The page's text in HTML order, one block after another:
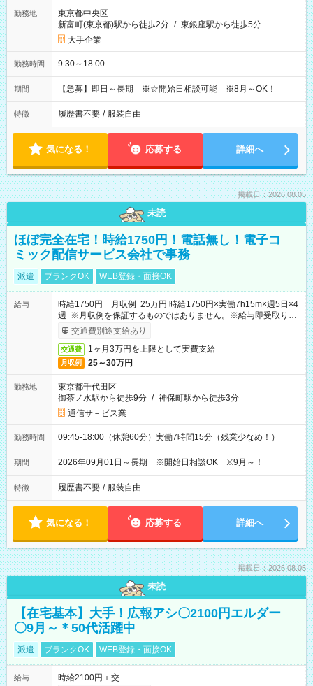
勤務地
東京都中央区
新富町(東京都)駅から徒歩2分 / 東銀座駅から徒歩5分
大手企業
勤務時間 9:30～18:00
期間 【急募】即日～長期 ※☆開始日相談可能 ※8月～OK！
特徴 履歴書不要 / 服装自由
気になる！ 応募する 詳細へ
掲載日：2026.08.05
未読
ほぼ完全在宅！時給1750円！電話無し！電子コ
ミック配信サービス会社で事務
派遣 ブランクOK WEB登録・面接OK
給与
時給1750円 月収例 25万円 時給1750円×実働7h15m×週5日×4
週 ※月収例を保証するものではありません。※給与即受取りサ
ービス利用可（利用条件有）
交通費別途支給あり
交通費 1ヶ月3万円を上限として実費支給
月収例 25～30万円
勤務地
東京都千代田区
御茶ノ水駅から徒歩9分 / 神保町駅から徒歩3分
通信サ－ビス業
勤務時間 09:45-18:00（休憩60分）実働7時間15分（残業少なめ！）
期間 2026年09月01日～長期 ※開始日相談OK ※9月～！
特徴 履歴書不要 / 服装自由
気になる！ 応募する 詳細へ
掲載日：2026.08.05
未読
【在宅基本】大手！広報アシ〇2100円エルダー
〇9月～＊50代活躍中
派遣 ブランクOK WEB登録・面接OK
給与
時給2100円＋交